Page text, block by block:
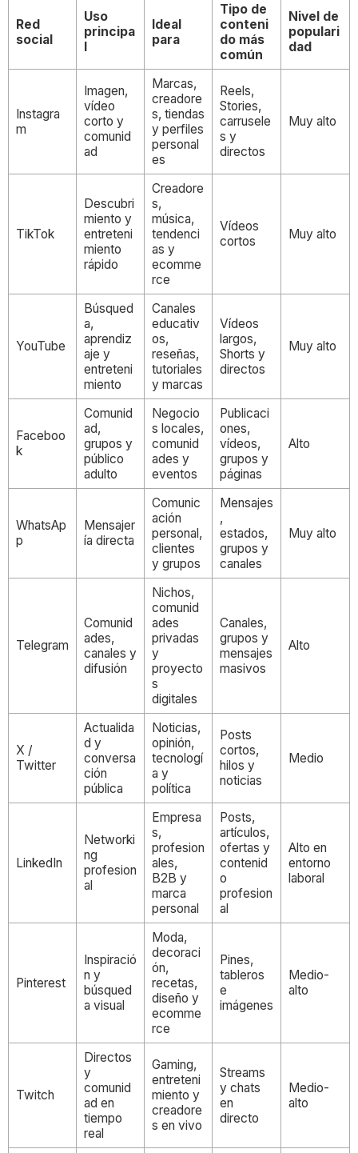
Red
social
Uso
principa
l
Ideal
para
Tipo de
conteni
do más
común
Nivel de
populari
dad
Instagra
m
Imagen,
vídeo
corto y
comunid
ad
Marcas,
creadore
s, tiendas
y perfiles
personal
es
Reels,
Stories,
carrusele
s y
directos
Muy alto
TikTok
Descubri
miento y
entreteni
miento
rápido
Creadore
s,
música,
tendenci
as y
ecomme
rce
Vídeos
cortos
Muy alto
YouTube
Búsqued
a,
aprendiz
aje y
entreteni
miento
Canales
educativ
os,
reseñas,
tutoriales
y marcas
Vídeos
largos,
Shorts y
directos
Muy alto
Faceboo
k
Comunid
ad,
grupos y
público
adulto
Negocio
s locales,
comunid
ades y
eventos
Publicaci
ones,
vídeos,
grupos y
páginas
Alto
WhatsAp
p
Mensajer
ía directa
Comunic
ación
personal,
clientes
y grupos
Mensajes
,
estados,
grupos y
canales
Muy alto
Telegram
Comunid
ades,
canales y
difusión
Nichos,
comunid
ades
privadas
y
proyecto
s
digitales
Canales,
grupos y
mensajes
masivos
Alto
X /
Twitter
Actualida
d y
conversa
ción
pública
Noticias,
opinión,
tecnologí
a y
política
Posts
cortos,
hilos y
noticias
Medio
LinkedIn
Networki
ng
profesion
al
Empresa
s,
profesion
ales,
B2B y
marca
personal
Posts,
artículos,
ofertas y
contenid
o
profesion
al
Alto en
entorno
laboral
Pinterest
Inspiració
n y
búsqued
a visual
Moda,
decoraci
ón,
recetas,
diseño y
ecomme
rce
Pines,
tableros
e
imágenes
Medio-
alto
Twitch
Directos
y
comunid
ad en
tiempo
real
Gaming,
entreteni
miento y
creadore
s en vivo
Streams
y chats
en
directo
Medio-
alto